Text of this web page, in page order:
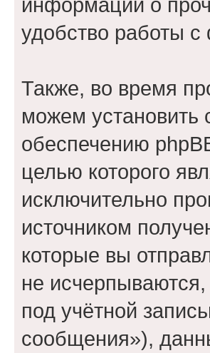
удобство работы
Также, во время
можем
обеспечению
целью которого
исключительно
источником
которые вы
не
под учётной
сообщения»),